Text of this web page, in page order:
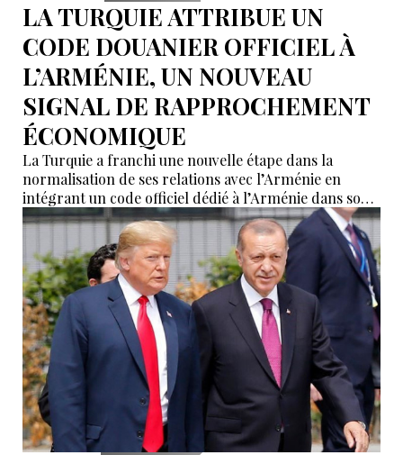
LA TURQUIE ATTRIBUE UN
CODE DOUANIER OFFICIEL À
L’ARMÉNIE, UN NOUVEAU
SIGNAL DE RAPPROCHEMENT
ÉCONOMIQUE
La Turquie a franchi une nouvelle étape dans la
normalisation de ses relations avec l’Arménie en
intégrant un code officiel dédié à l’Arménie dans son
système informatique douanier BİLGE, utilisé pour le
traitement des opérations d’importation,
d’exportation et de transit.